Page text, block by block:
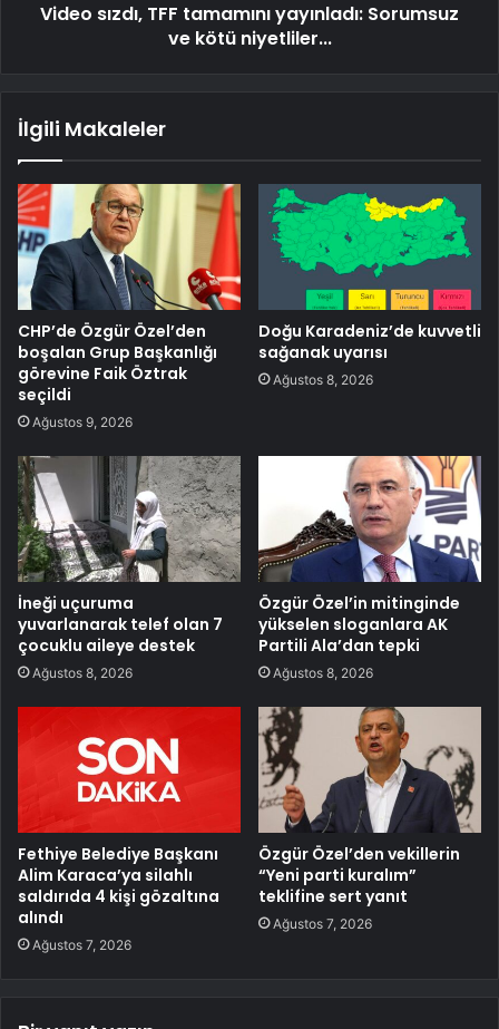
Video sızdı, TFF tamamını yayınladı: Sorumsuz
ve kötü niyetliler...
İlgili Makaleler
CHP’de Özgür Özel’den
boşalan Grup Başkanlığı
görevine Faik Öztrak
seçildi
Ağustos 9, 2026
Doğu Karadeniz’de kuvvetli
sağanak uyarısı
Ağustos 8, 2026
İneği uçuruma
yuvarlanarak telef olan 7
çocuklu aileye destek
Ağustos 8, 2026
Özgür Özel’in mitinginde
yükselen sloganlara AK
Partili Ala’dan tepki
Ağustos 8, 2026
Fethiye Belediye Başkanı
Alim Karaca’ya silahlı
saldırıda 4 kişi gözaltına
alındı
Ağustos 7, 2026
Özgür Özel’den vekillerin
“Yeni parti kuralım”
teklifine sert yanıt
Ağustos 7, 2026